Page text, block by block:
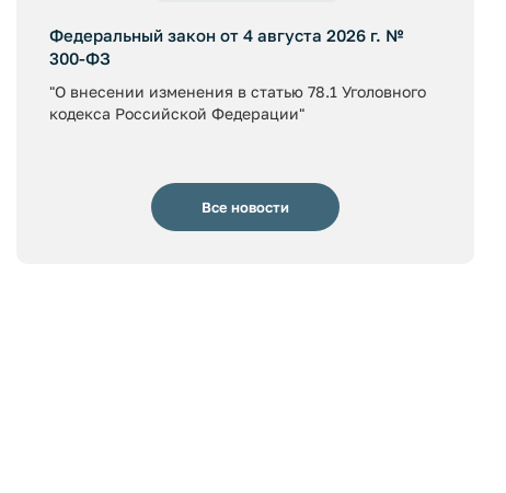
Федеральный закон от 4 августа 2026 г. №
300-ФЗ
"О внесении изменения в статью 78.1 Уголовного
кодекса Российской Федерации"
Все новости